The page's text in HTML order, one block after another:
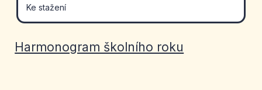
Ke stažení
Harmonogram školního roku